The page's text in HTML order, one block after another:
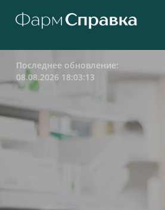
Последнее обновление:
08.08.2026 18:03:13